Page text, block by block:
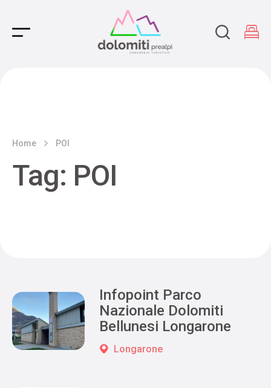
Main Navigation
Home POI
Tag: POI
Infopoint Parco
Nazionale Dolomiti
Bellunesi Longarone
Longarone